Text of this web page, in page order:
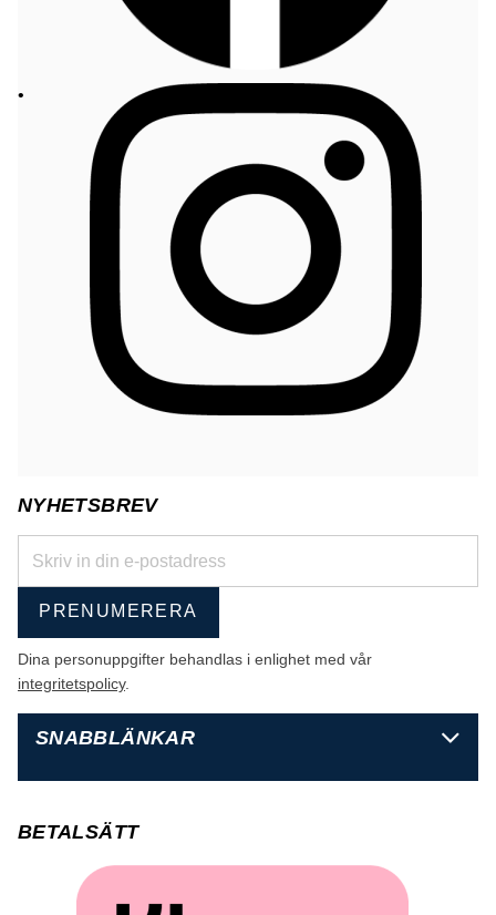
NYHETSBREV
PRENUMERERA
Dina personuppgifter behandlas i enlighet med vår
integritetspolicy.
SNABBLÄNKAR
BETALSÄTT